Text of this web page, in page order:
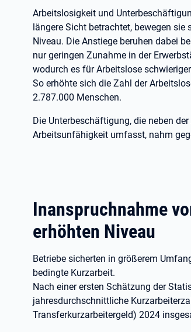
Arbeitslosigkeit und
längere Sicht betrachtet, bewegen
Niveau. Die Anstiege beruhen dabei
nur geringen Zunahme in der
wodurch es für Arbeitslose
So erhöhte sich die Zahl der
2.787.000 Menschen.
Die Unterbeschäftigung, die neben
Arbeitsunfähigkeit umfasst, nahm
Inanspruchnahme
erhöhten Niveau
Betriebe sicherten in größerem
bedingte Kurzarbeit.
Nach einer ersten Schätzung der
jahresdurchschnittliche
Transferkurzarbeitergeld) 2024